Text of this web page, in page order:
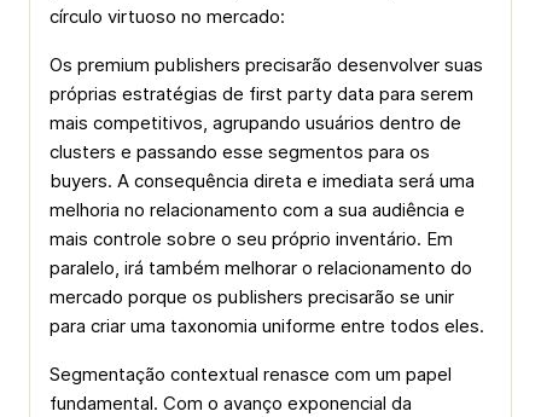
círculo virtuoso no mercado:
Os premium publishers precisarão desenvolver suas
próprias estratégias de first party data para serem
mais competitivos, agrupando usuários dentro de
clusters e passando esse segmentos para os
buyers. A consequência direta e imediata será uma
melhoria no relacionamento com a sua audiência e
mais controle sobre o seu próprio inventário. Em
paralelo, irá também melhorar o relacionamento do
mercado porque os publishers precisarão se unir
para criar uma taxonomia uniforme entre todos eles.
Segmentação contextual renasce com um papel
fundamental. Com o avanço exponencial da